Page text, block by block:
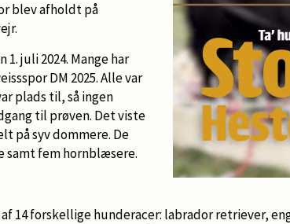
blev afholdt på
juli 2024. Mange har
DM 2025. Alle var
plads til, så ingen
til prøven. Det viste
på syv dommere. De
samt fem hornblæsere.
14 forskellige hunderacer: labrador retriever,